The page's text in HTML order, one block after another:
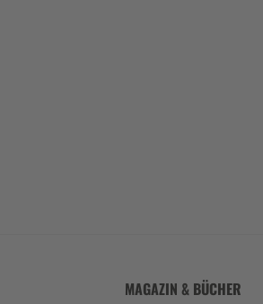
MAGAZIN & BÜCHER